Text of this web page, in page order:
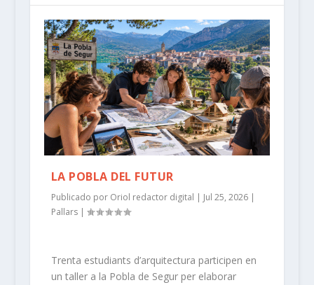
LA POBLA DEL FUTUR
Publicado por Oriol redactor digital | Jul 25, 2026|
Pallars|
Trenta estudiants d’arquitectura participen en
un taller a la Pobla de Segur per elaborar